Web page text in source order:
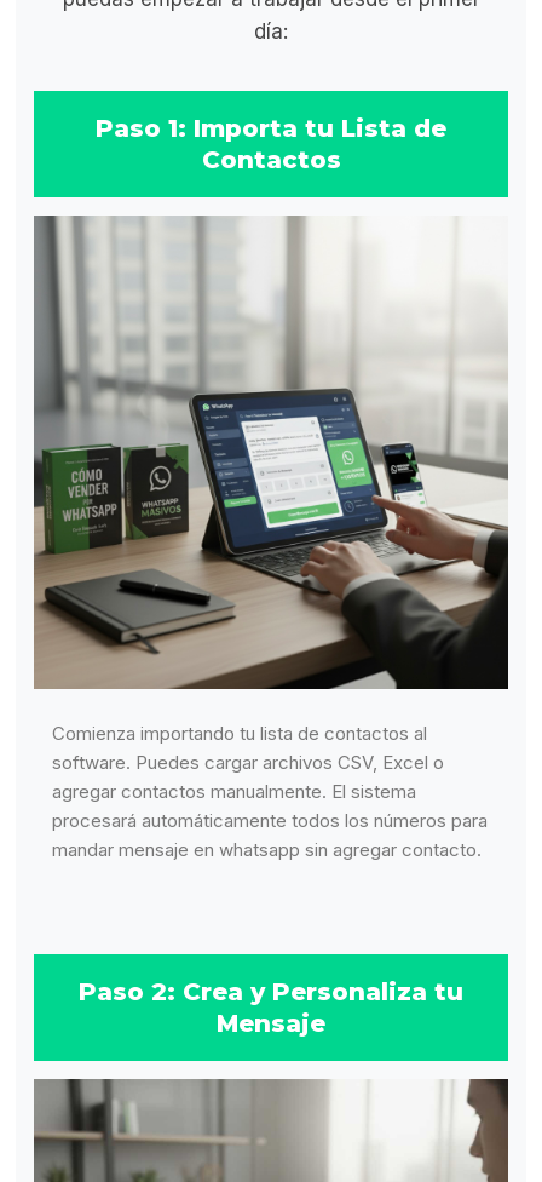
día:
Paso 1: Importa tu Lista de
Contactos
Comienza importando tu lista de contactos al
software. Puedes cargar archivos CSV, Excel o
agregar contactos manualmente. El sistema
procesará automáticamente todos los números para
mandar mensaje en whatsapp sin agregar contacto.
Paso 2: Crea y Personaliza tu
Mensaje